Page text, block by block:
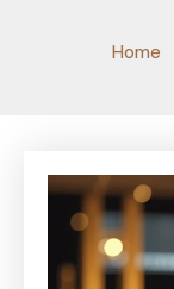
Home